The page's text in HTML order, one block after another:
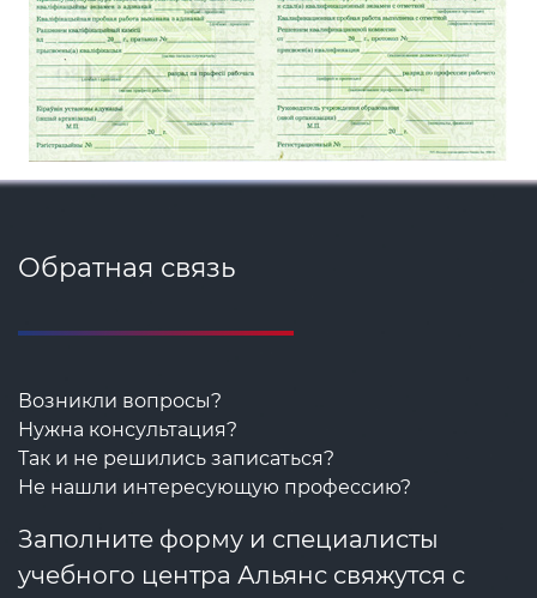
Обратная связь
Возникли вопросы?
Нужна консультация?
Так и не решились записаться?
Не нашли интересующую профессию?
Заполните форму и специалисты
учебного центра Альянс свяжутся с